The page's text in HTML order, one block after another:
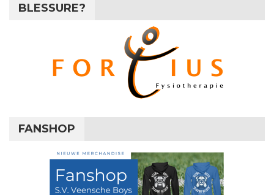
BLESSURE?
FANSHOP